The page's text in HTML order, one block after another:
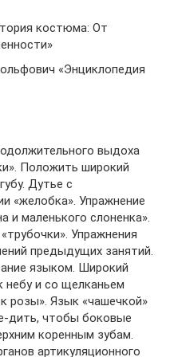
костюма: От
«Энциклопедия
выдоха
Положить широкий
Дутье с
«желобка». Упражнение
и маленького слоненка».
Упражнения
предыдущих занятий.
языком. Широкий
небу и со щелканьем
розы». Язык «чашечкой»
дить, чтобы боковые
коренным зубам.
артикуляционного